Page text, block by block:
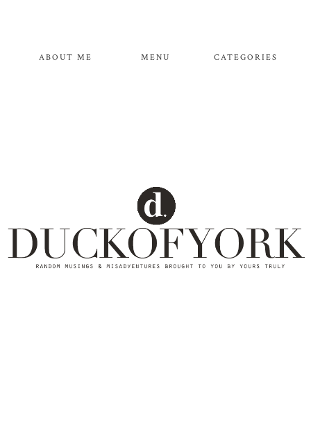
ABOUT ME MENU CATEGORIES